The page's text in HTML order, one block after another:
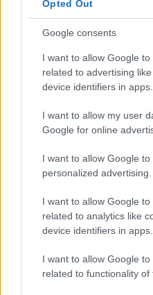
Opted Out
Google consents
I want to allow Google
related to advertising
device identifiers in apps.
I want to allow my user
Google for online
I want to allow Google to
personalized advertising.
I want to allow Google
related to analytics like
device identifiers in apps.
I want to allow Google
related to functionality of
Continua a
LIFESTYLE
Zalando Visionary Award:
Gassanoff vince a
Cristian Castiglioni · 7 Ago 2026